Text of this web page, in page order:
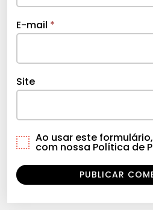
E-mail *
Site
Ao usar este
com nossa Política de